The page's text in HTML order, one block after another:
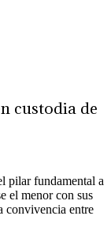
custodia de
pilar fundamental a
el menor con sus
convivencia entre